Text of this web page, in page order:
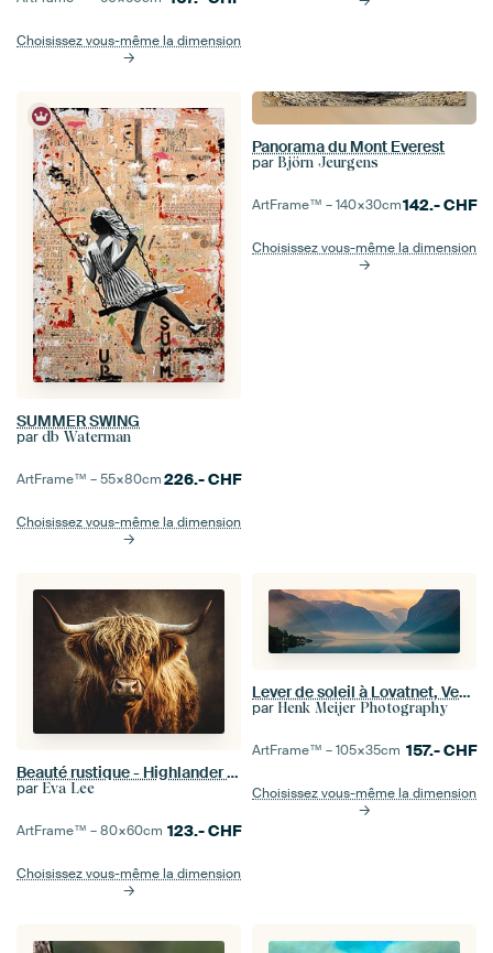
Choisissez vous-même la dimension
SUMMER SWING
par db Waterman
ArtFrame™ –55×80cm226.-CHF
Choisissez vous-même la dimension
Panorama du Mont Everest
par Björn Jeurgens
ArtFrame™ –140×30cm142.-CHF
Choisissez vous-même la dimension
Beauté rustique - Highlander écossais en contemplation
par Eva Lee
ArtFrame™ –80×60cm 123.-CHF
Choisissez vous-même la dimension
Lever de soleil à Lovatnet, Vestland, Norvège
par Henk Meijer Photography
ArtFrame™ –105×35cm 157.-CHF
Choisissez vous-même la dimension